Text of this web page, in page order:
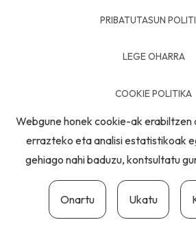
PRIBATUTASUN
LEGE OHARRA
COOKIE POLITIKA
Webgune honek cookie-ak erabiltzen
errazteko eta analisi estatistikoak
gehiago nahi baduzu, kontsultatu
Onartu Ukatu